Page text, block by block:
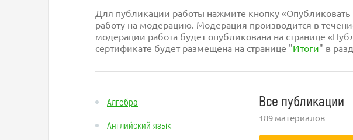
Для публикации работы нажмите кнопку «Опубликовать
работу на модерацию. Модерация производится в
модерации работа будет опубликована на странице
сертификате будет размещена на странице "Итоги" в
Алгебра
Английский язык
Все публикации
189 материалов